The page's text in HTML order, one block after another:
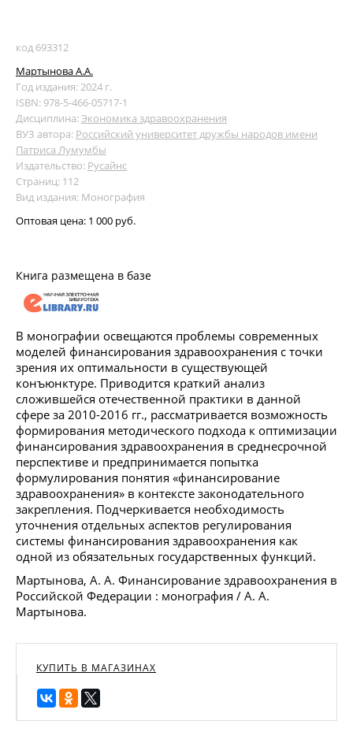
код 693312
Мартынова А.А.
Год издания: 2024 г.
ISBN: 978-5-466-05717-1
Дисциплина:Экономика здравоохранения
ВУЗ автора: Российский университет дружбы народов имени
Патриса Лумумбы
Издательство: Русайнс
Страниц: 112
Вид издания: Монография
Оптовая цена: 1 000 руб.
Книга размещена в базе
В монографии освещаются проблемы современных
моделей финансирования здравоохранения с точки
зрения их оптимальности в существующей
конъюнктуре. Приводится краткий анализ
сложившейся отечественной практики в данной
сфере за 2010-2016 гг., рассматривается возможность
формирования методического подхода к оптимизации
финансирования здравоохранения в среднесрочной
перспективе и предпринимается попытка
формулирования понятия «финансирование
здравоохранения» в контексте законодательного
закрепления. Подчеркивается необходимость
уточнения отдельных аспектов регулирования
системы финансирования здравоохранения как
одной из обязательных государственных функций.
Мартынова, А. А. Финансирование здравоохранения в
Российской Федерации : монография / А. А.
Мартынова.
КУПИТЬ В МАГАЗИНАХ